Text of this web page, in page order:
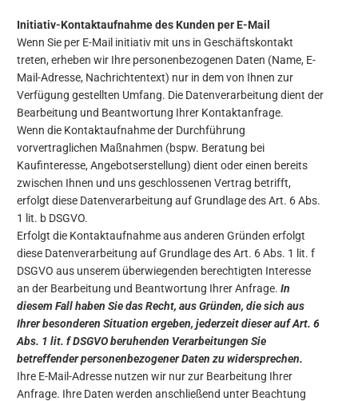
Initiativ-Kontaktaufnahme des Kunden per E-Mail
Wenn Sie per E-Mail initiativ mit uns in Geschäftskontakt
treten, erheben wir Ihre personenbezogenen Daten (Name, E-
Mail-Adresse, Nachrichtentext) nur in dem von Ihnen zur
Verfügung gestellten Umfang. Die Datenverarbeitung dient der
Bearbeitung und Beantwortung Ihrer Kontaktanfrage.
Wenn die Kontaktaufnahme der Durchführung
vorvertraglichen Maßnahmen (bspw. Beratung bei
Kaufinteresse, Angebotserstellung) dient oder einen bereits
zwischen Ihnen und uns geschlossenen Vertrag betrifft,
erfolgt diese Datenverarbeitung auf Grundlage des Art. 6 Abs.
1 lit. b DSGVO.
Erfolgt die Kontaktaufnahme aus anderen Gründen erfolgt
diese Datenverarbeitung auf Grundlage des Art. 6 Abs. 1 lit. f
DSGVO aus unserem überwiegenden berechtigten Interesse
an der Bearbeitung und Beantwortung Ihrer Anfrage.In
diesem Fall haben Sie das Recht, aus Gründen, die sich aus
Ihrer besonderen Situation ergeben, jederzeit dieser auf Art. 6
Abs. 1 lit. f DSGVO beruhenden Verarbeitungen Sie
betreffender personenbezogener Daten zu widersprechen.
Ihre E-Mail-Adresse nutzen wir nur zur Bearbeitung Ihrer
Anfrage. Ihre Daten werden anschließend unter Beachtung